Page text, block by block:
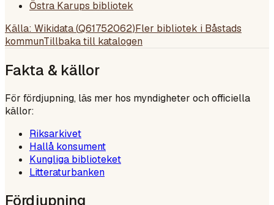
Östra Karups bibliotek
Källa: Wikidata (Q61752062)Fler bibliotek i Båstads
kommunTillbaka till katalogen
Fakta & källor
För fördjupning, läs mer hos myndigheter och officiella
källor:
Riksarkivet
Hallå konsument
Kungliga biblioteket
Litteraturbanken
Fördjupning